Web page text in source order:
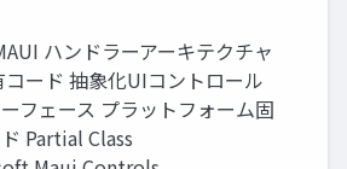
ハンドラーアーキテクチャ
コード 抽象化UIコントロール
フェース プラットフォーム固
Partial Class